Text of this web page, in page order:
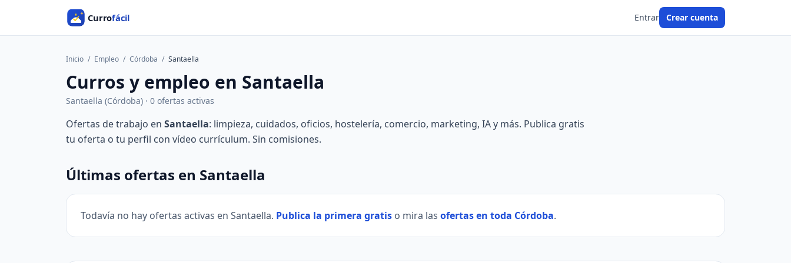
Entrar Crear cuenta
Inicio / Empleo / Córdoba / Santaella
Curros y empleo en Santaella
Santaella (Córdoba) · 0 ofertas activas
Ofertas de trabajo en Santaella: limpieza, cuidados, oficios, hostelería, comercio, marketing, IA y más. Publica gratis
tu oferta o tu perfil con vídeo currículum. Sin comisiones.
Últimas ofertas en Santaella
Todavía no hay ofertas activas en Santaella. Publica la primera gratis o mira las ofertas en toda Córdoba.